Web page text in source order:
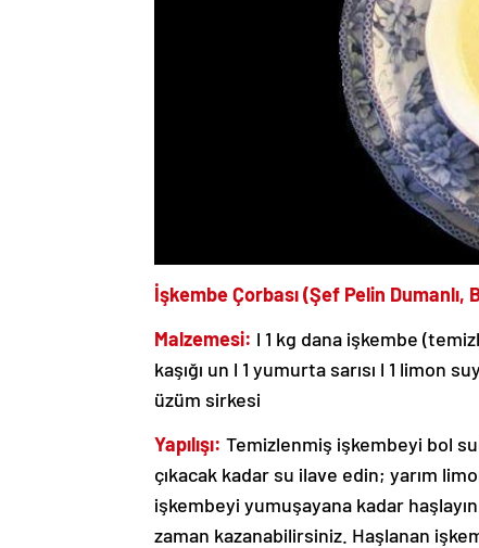
İşkembe Çorbası (Şef Pelin Dumanlı,
Malzemesi: l 1 kg dana işkembe
kaşığı un l 1 yumurta sarısı l 1 limon
üzüm sirkesi
Yapılışı: Temizlenmiş işkembeyi bol
çıkacak kadar su ilave edin; yarım
işkembeyi yumuşayana kadar
zaman kazanabilirsiniz. Haşlanan